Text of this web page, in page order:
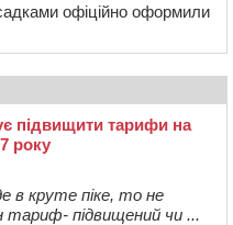
офіційно оформили
підвищити тарифи на
року
в круте піке, то не
тариф- підвищений чи ...